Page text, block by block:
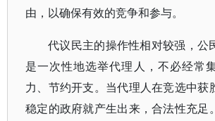
由，以确保有效的竞争和参与。
代议民主的操作性相对较强，公
是一次性地选举代理人，不必经常
力、节约开支。当代理人在竞选中获
稳定的政府就产生出来，合法性充足